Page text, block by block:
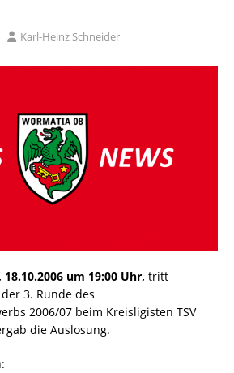
Karl-Heinz Schneider
um 19:00 Uhr, tritt
3. Runde des
2006/07 beim Kreisligisten TSV
die Auslosung.